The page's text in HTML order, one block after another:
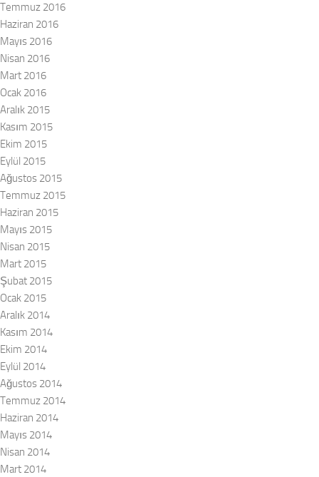
Temmuz 2016
Haziran 2016
Mayıs 2016
Nisan 2016
Mart 2016
Ocak 2016
Aralık 2015
Kasım 2015
Ekim 2015
Eylül 2015
Ağustos 2015
Temmuz 2015
Haziran 2015
Mayıs 2015
Nisan 2015
Mart 2015
Şubat 2015
Ocak 2015
Aralık 2014
Kasım 2014
Ekim 2014
Eylül 2014
Ağustos 2014
Temmuz 2014
Haziran 2014
Mayıs 2014
Nisan 2014
Mart 2014